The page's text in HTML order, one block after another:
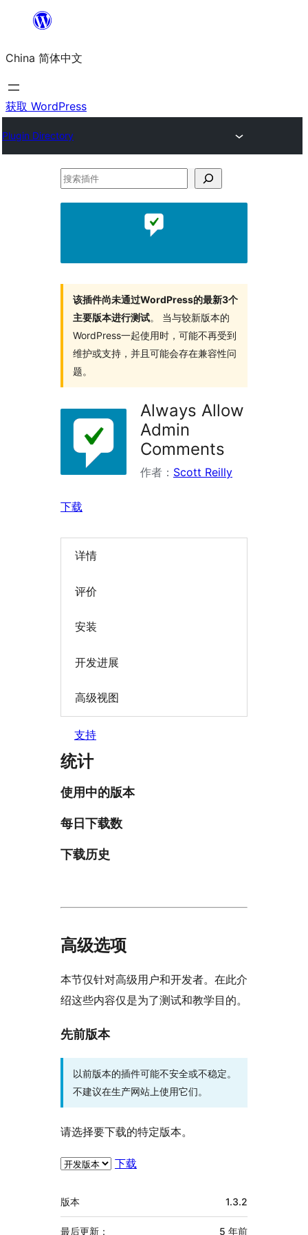
内
容
China 简体中文
获取 WordPress
Plugin Directory
搜
该插件尚未通过WordPress的最新3个
主要版本进行测试。 当与较新版本的
WordPress一起使用时，可能不再受到
维护或支持，并且可能会存在兼容性问
题。
Always Allow
Admin
Comments
作者： Scott Reilly
下载
详情
评价
安装
开发进展
高级视图
支持
统计
使用中的版本
每日下载数
下载历史
高级选项
本节仅针对高级用户和开发者。在此介
绍这些内容仅是为了测试和教学目的。
先前版本
以前版本的插件可能不安全或不稳定。
不建议在生产网站上使用它们。
请选择要下载的特定版本。
下载
额
外
版本 1.3.2
最后更新： 5 年前